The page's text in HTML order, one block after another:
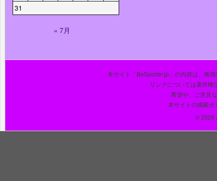
31
« 7月
本サイト「BeSporter.jp」の内容は、商
リンクについては著作権
希望や、ご意見
本サイトの掲載ポ
© 2026